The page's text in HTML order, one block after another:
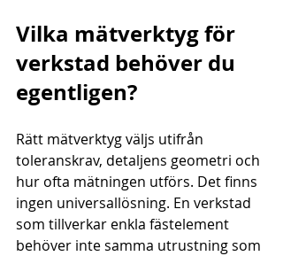
Vilka mätverktyg för
verkstad behöver du
egentligen?
Rätt mätverktyg väljs utifrån
toleranskrav, detaljens geometri och
hur ofta mätningen utförs. Det finns
ingen universallösning. En verkstad
som tillverkar enkla fästelement
behöver inte samma utrustning som